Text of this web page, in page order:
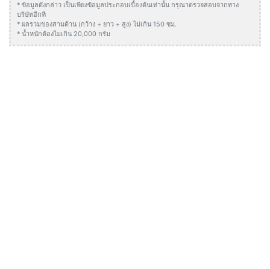
* ข้อมูลดังกล่าว เป็นเพียงข้อมูลประกอบเบื้องต้นเท่านั้น กรุณาตรวจสอบจากทาง
บริษัทอีกที
* ผลรวมของสามด้าน (กว้าง + ยาว + สูง) ไม่เกิน 150 ซม.
* น้ำหนักต้องไมเกิน 20,000 กรัม